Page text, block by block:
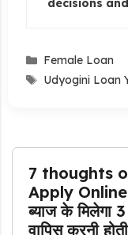
decisions
Categories
Female Loan
Tags
Udyogini Loan
7 thoughts
Apply Online:
ब्याज के मिलेगा
वापिस करनी